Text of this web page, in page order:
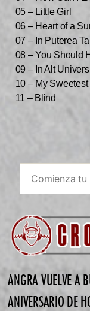
05 – Little Girl
06 – Heart of a
07 – In Puterea Ta
08 – You Should
09 – In Alt Univers
10 – My Sweetest
11 – Blind
ANGRA VUELVE A
ANIVERSARIO DE